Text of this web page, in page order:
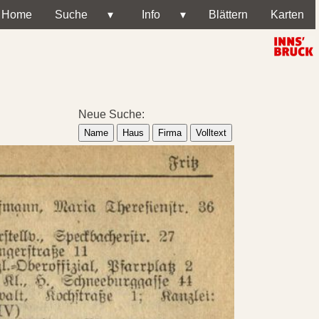
Home Suche ▾ Info ▾ Blättern Karten
Neue Suche:
Name Haus Firma Volltext